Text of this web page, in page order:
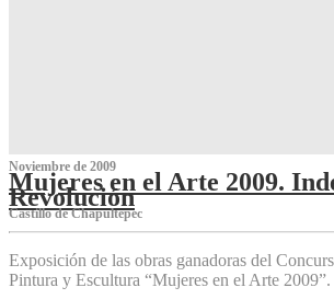
Noviembre de 2009
Mujeres en el Arte 2009.
Revolución
Castillo de Chapultepec
Exposición de las obras ganadoras del
Pintura y Escultura “Mujeres en el Arte 2009”.